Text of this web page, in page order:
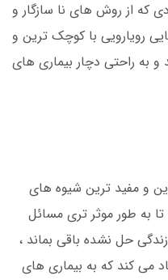
که از روش های نا سازگار و
رویارویی با کوچک ترین و
به راحتی دچار بیماری های
و مفید ترین شیوه های
به طور موثر تری مسائل
حل نشده باقی بماند ،
می کند که به بیماری های